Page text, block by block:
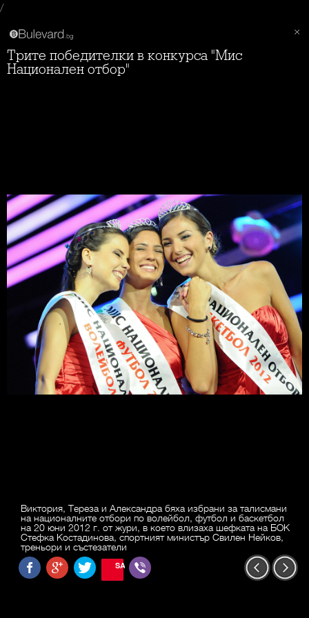
/
Трите победителки в конкурса "Мис
Национален отбор"
Виктория, Тереза и Александра бяха избрани за талисмани
на националните отбори по волейбол, футбол и баскетбол
на 20 юни 2012 г. от жури, в което влизаха шефката на БОК
Стефка Костадинова, спортният министър Свилен Нейков,
треньори и състезатели
SAVE